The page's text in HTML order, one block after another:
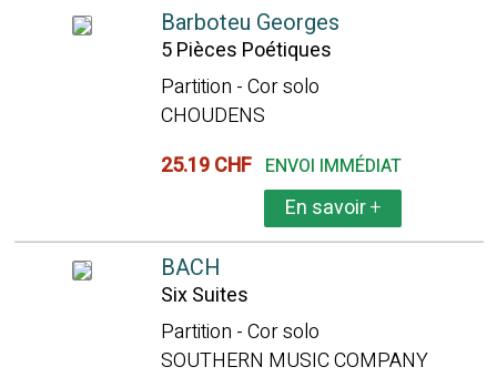
Barboteu Georges
5 Pièces Poétiques
Partition - Cor solo
CHOUDENS
25.19 CHF ENVOI IMMÉDIAT
En savoir+
BACH
Six Suites
Partition - Cor solo
SOUTHERN MUSIC COMPANY